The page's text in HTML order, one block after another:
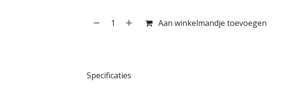
Aan winkelmandje toevoegen
Specificaties